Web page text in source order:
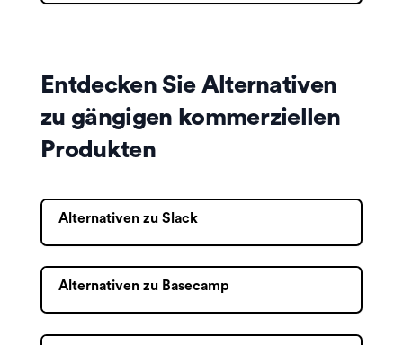
Entdecken Sie Alternativen
zu gängigen kommerziellen
Produkten
Alternativen zu Slack
Alternativen zu Basecamp